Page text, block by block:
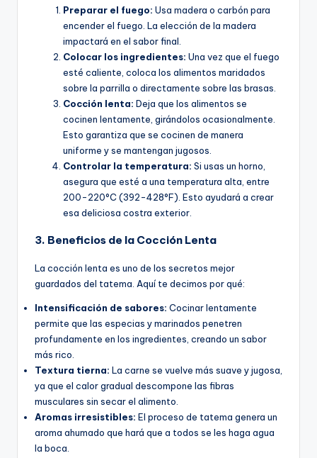
Preparar el fuego: Usa madera o carbón para
encender el fuego. La elección de la madera
impactará en el sabor final.
Colocar los ingredientes: Una vez que el fuego
esté caliente, coloca los alimentos maridados
sobre la parrilla o directamente sobre las brasas.
Cocción lenta: Deja que los alimentos se
cocinen lentamente, girándolos ocasionalmente.
Esto garantiza que se cocinen de manera
uniforme y se mantengan jugosos.
Controlar la temperatura: Si usas un horno,
asegura que esté a una temperatura alta, entre
200-220°C (392-428°F). Esto ayudará a crear
esa deliciosa costra exterior.
3. Beneficios de la Cocción Lenta
La cocción lenta es uno de los secretos mejor
guardados del tatema. Aquí te decimos por qué:
Intensificación de sabores: Cocinar lentamente
permite que las especias y marinados penetren
profundamente en los ingredientes, creando un sabor
más rico.
Textura tierna: La carne se vuelve más suave y jugosa,
ya que el calor gradual descompone las fibras
musculares sin secar el alimento.
Aromas irresistibles: El proceso de tatema genera un
aroma ahumado que hará que a todos se les haga agua
la boca.